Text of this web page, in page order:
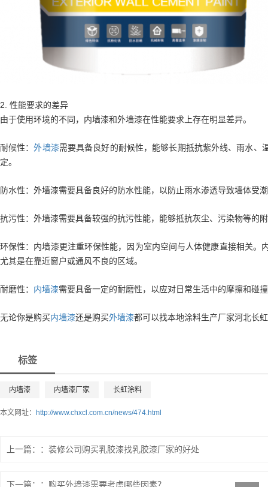
2. 性能要求的差异
由于使用环境的不同，内墙漆和外墙漆在性能要求上存在明显差异。
耐候性：外墙漆需要具备良好的耐候性，能够长期抵抗紫外线、雨水
定。
防水性：外墙漆需要具备良好的防水性能，以防止雨水渗透导致墙体
抗污性：外墙漆需要具备较强的抗污性能，能够抵抗灰尘、污染物等的
环保性：内墙漆更注重环保性能，因为室内空间与人体健康直接相关
尤其是在靠近窗户或通风不良的区域。
耐磨性： 内墙漆需要具备一定的耐磨性，以应对日常生活中的摩擦和碰
无论你是购买内墙漆还是购买外墙漆都可以找本地涂料生产厂家河北长
标签
内墙漆 内墙漆厂家 长虹涂料
本文网址： http://www.chxcl.com.cn/news/474.html
上一篇： 装修公司购买乳胶漆找乳胶漆厂家的好处
下一篇： 购买外墙漆需要考虑哪些因素？